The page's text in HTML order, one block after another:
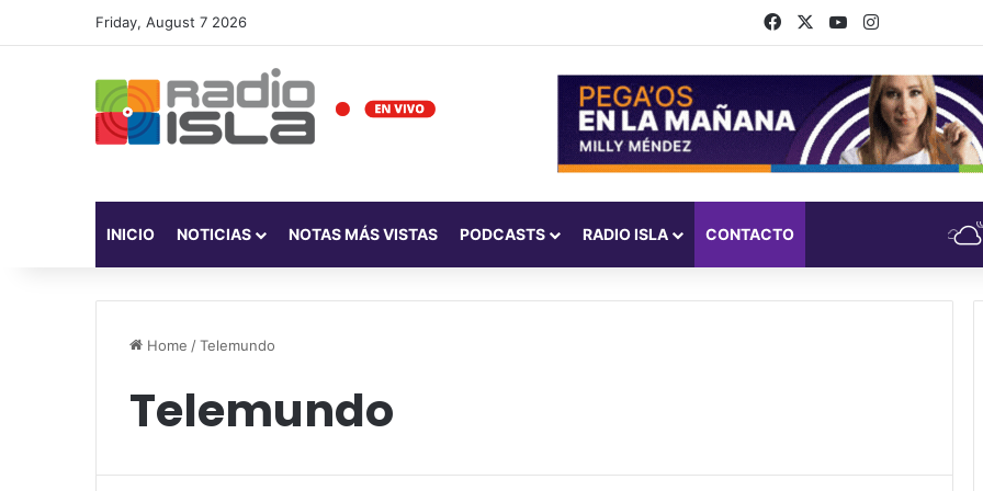
Friday, August 7 2026 FacebookYouTubeInstagram
INICIO NOTICIAS NOTAS MÁS VISTAS PODCASTS RADIO ISLA CONTACTO
Home /Telemundo
Telemundo